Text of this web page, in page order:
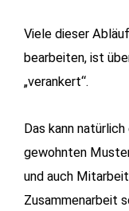
Viele dieser
bearbeiten, ist
„verankert“.
Das kann natürlich
gewohnten
und auch
Zusammenarbeit